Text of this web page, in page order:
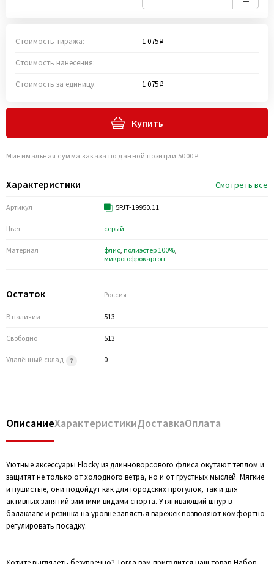
Характеристики Смотреть все
Артикул 5PJT-19950.11
Цвет серый
Материал флис, полиэстер 100%,
микрогофрокартон
Остаток Россия
В наличии 513
Свободно 513
Удалённый склад 0
Стоимость тиража: 1 075 ₽
Стоимость нанесения:
Стоимость за единицу: 1 075 ₽
Купить
Минимальная сумма заказа по данной позиции 5000 ₽
ОписаниеХарактеристикиДоставкаОплата
Уютные аксессуары Flocky из длинноворсового флиса окутают теплом и
защитят не только от холодного ветра, но и от грустных мыслей. Мягкие
и пушистые, они подойдут как для городских прогулок, так и для
активных занятий зимними видами спорта. Утягивающий шнур в
балаклаве и резинка на уровне запястья варежек позволяют комфортно
регулировать посадку.